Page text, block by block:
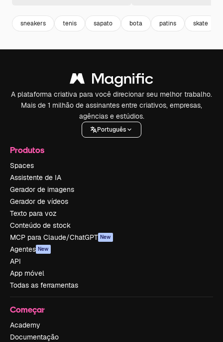
sneakers tenis sapato bota patins skate
A plataforma criativa para você direcionar seu melhor trabalho.
Mais de 1 milhão de assinantes entre criativos, empresas,
agências e estúdios.
Português
Produtos
Spaces
Assistente de IA
Gerador de imagens
Gerador de vídeos
Texto para voz
Conteúdo de stock
MCP para Claude/ChatGPT New
Agentes New
API
App móvel
Todas as ferramentas
Começar
Academy
Documentação